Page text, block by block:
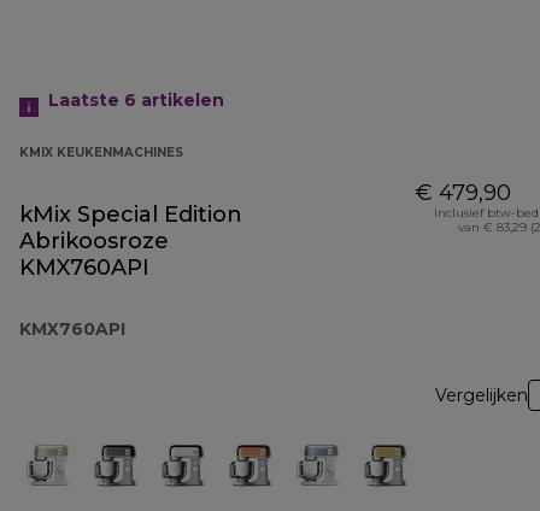
Laatste 6 artikelen
KMIX KEUKENMACHINES
kMix Special Edition
Abrikoosroze
KMX760API
KMX760API
€ 479,90
Inclusief btw-
van € 83,29
Vergelijken